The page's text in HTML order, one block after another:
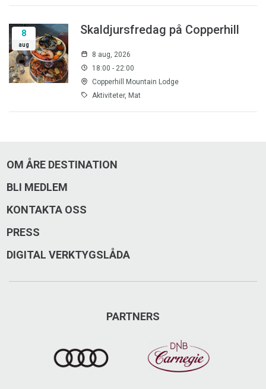
8
aug
Skaldjursfredag på Copperhill
8 aug, 2026
18:00 - 22:00
Copperhill Mountain Lodge
Aktiviteter, Mat
OM ÅRE DESTINATION
BLI MEDLEM
KONTAKTA OSS
PRESS
DIGITAL VERKTYGSLÅDA
PARTNERS